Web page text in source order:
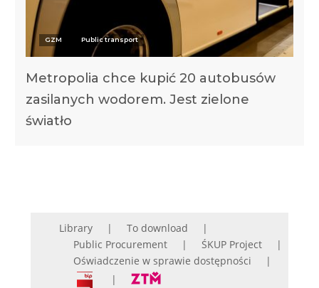
GZM Public transport
Metropolia chce kupić 20 autobusów
zasilanych wodorem. Jest zielone
światło
Library
To download
Public Procurement
ŚKUP Project
Oświadczenie w sprawie dostępności